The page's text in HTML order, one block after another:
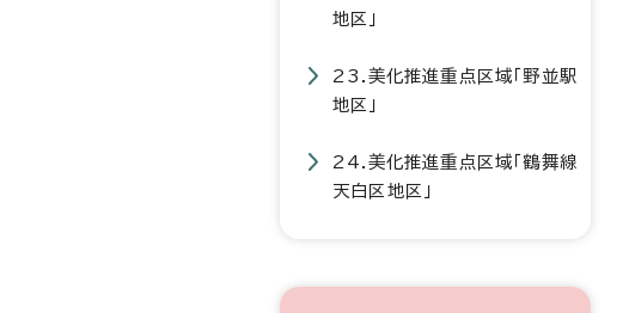
地区」
23.美化推進重点区域「野並駅
地区」
24.美化推進重点区域「鶴舞線
天白区地区」